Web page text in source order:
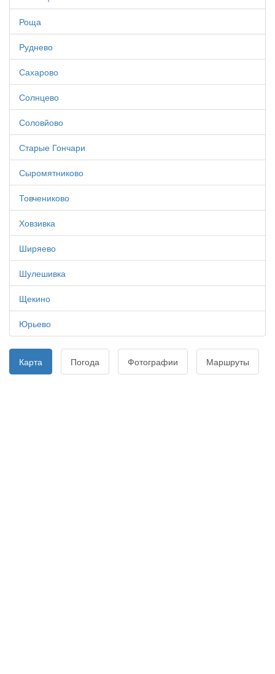
Роща
Руднево
Сахарово
Солнцево
Соловйово
Старые Гончари
Сыромятниково
Товчениково
Ховзивка
Ширяево
Шулешивка
Щекино
Юрьево
Карта Погода Фотографии Маршруты